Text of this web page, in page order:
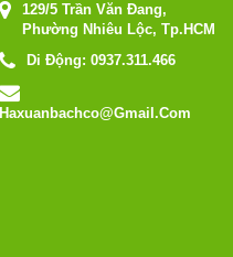
129/5 Trần Văn Đang,
Phường Nhiêu Lộc, Tp.HCM
Di Động: 0937.311.466
Haxuanbachco@gmail.com